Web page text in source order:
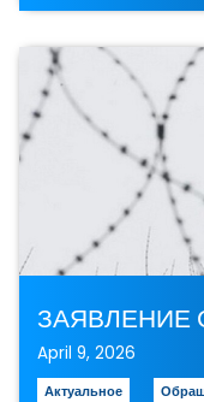
ЗАЯВЛЕНИЕ
April 9, 2026
Актуальное